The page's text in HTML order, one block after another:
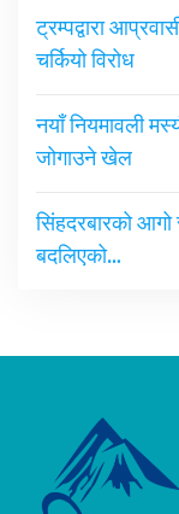
ट्रम्पद्वारा
चर्कियो विरोध
नयाँ नियमावली
जोगाउने खेल
सिंहदरबारको
बदलिएको…